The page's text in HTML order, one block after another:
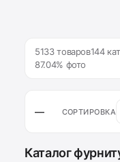
5133 товаров144
87.04% фото
— СОРТИРОВКА
Каталог